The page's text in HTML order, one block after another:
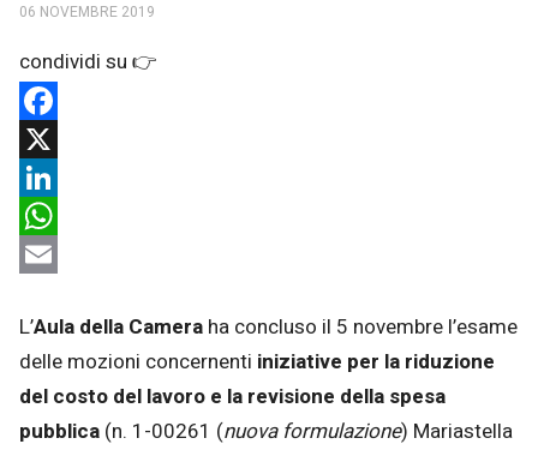
06 NOVEMBRE 2019
Facebook
X
LinkedIn
WhatsApp
L’Aula della Camera ha concluso il 5 novembre l’esame
delle mozioni concernenti iniziative per la riduzione
del costo del lavoro e la revisione della spesa
pubblica (n. 1-00261 (nuova formulazione) Mariastella